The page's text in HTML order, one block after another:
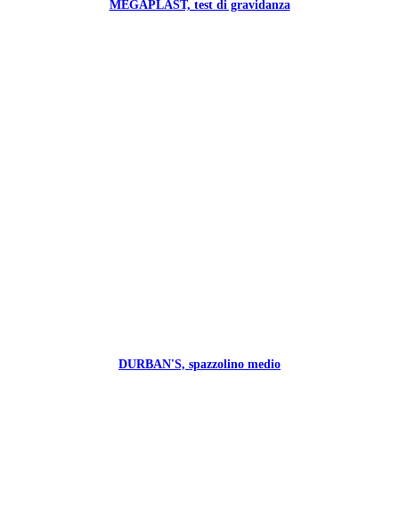
MEGAPLAST, test di gravidanza
DURBAN'S, spazzolino medio